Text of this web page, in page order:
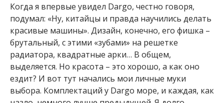
Когда я впервые увидел Dargo, честно говоря,
подумал: «Ну, китайцы и правда научились делать
красивые машины». Дизайн, конечно, его фишка –
брутальный, с этими «зубами» на решетке
радиатора, квадратные арки… В общем,
выделяется. Но красота – это хорошо, а как оно
ездит? И вот тут начались мои личные муки
выбора. Комплектаций у Dargo море, и каждая, как